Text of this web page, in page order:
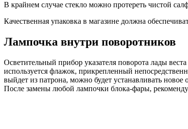
В крайнем случае стекло можно протереть чистой
Качественная упаковка в магазине должна
Лампочка внутри поворотников
Осветительный прибор указателя поворота лады
используется флажок, прикрепленный
выйдет из патрона, можно будет устанавливать
После замены любой лампочки блока-фары,